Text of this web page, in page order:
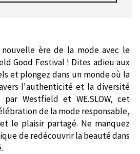
nouvelle ère de la mode avec le
Good Festival ! Dites adieu aux
et plongez dans un monde où la
l'authenticité et la diversité
par Westfield et WE.SLOW, cet
de la mode responsable,
le plaisir partagé. Ne manquez
de redécouvrir la beauté dans